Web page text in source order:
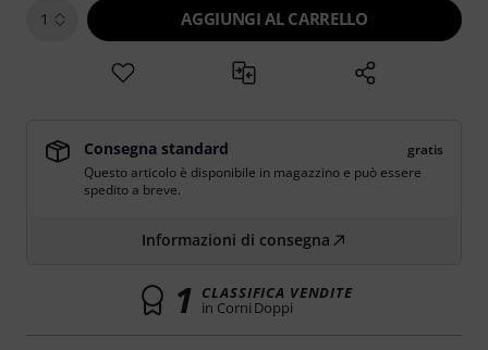
1 AGGIUNGI AL CARRELLO
Consegna standard
gratis
Questo articolo è disponibile in magazzino e può essere
spedito a breve.
Informazioni di consegna
1 CLASSIFICA VENDITE
in Corni Doppi